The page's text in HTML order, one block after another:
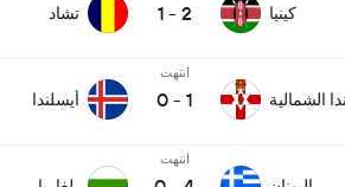
كينيا 2
-
1 تشاد
الشمالية
انتهت
1
-
0 أيسلندا
انتهت